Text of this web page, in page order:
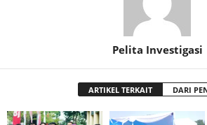
Pelita Investigasi
ARTIKEL TERKAIT DARI